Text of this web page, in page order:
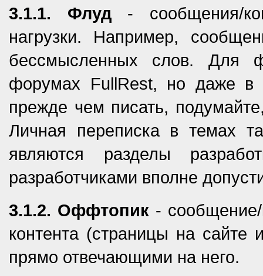
3.1.1. Флуд- сообщения/
нагрузки. Например,
бессмысленных слов. Для
форумах FullRest, но даже в
прежде чем писать,
Личная переписка в темах
являются разделы
разработчиками вполне
3.1.2. Оффтопик- сообщение/
контента (страницы на
прямо отвечающими на него.